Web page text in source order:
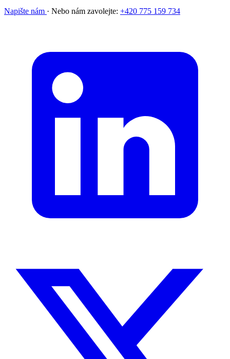
Napište nám · Nebo nám zavolejte: +420 775 159 734